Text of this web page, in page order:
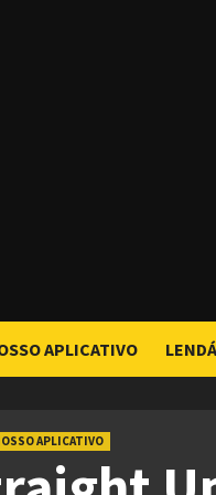
APLICATIVO
APLICATIVO